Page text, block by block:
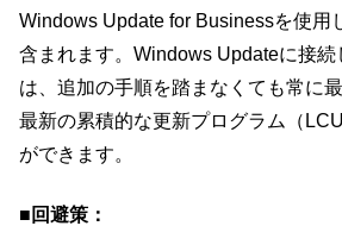
Windows Update for Businessを使用
含まれます。Windows Updateに接続
は、追加の手順を踏まなくても常に
最新の累積的な更新プログラム（
ができます。
■回避策：